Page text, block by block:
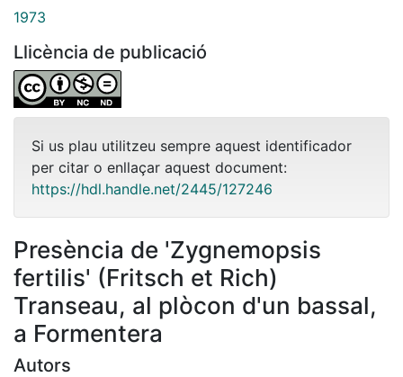
1973
Llicència de publicació
Si us plau utilitzeu sempre aquest identificador
per citar o enllaçar aquest document:
https://hdl.handle.net/2445/127246
Presència de 'Zygnemopsis
fertilis' (Fritsch et Rich)
Transeau, al plòcon d'un bassal,
a Formentera
Autors